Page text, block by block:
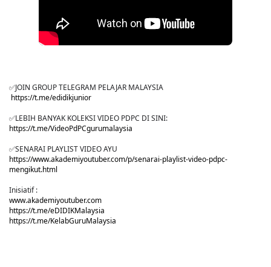
✅JOIN GROUP TELEGRAM PELAJAR MALAYSIA
https://t.me/edidikjunior
✅LEBIH BANYAK KOLEKSI VIDEO PDPC DI SINI:
https://t.me/VideoPdPCgurumalaysia
✅SENARAI PLAYLIST VIDEO AYU
https://www.akademiyoutuber.com/p/senarai-playlist-video-pdpc-
mengikut.html
Inisiatif :
www.akademiyoutuber.com
https://t.me/eDIDIKMalaysia
https://t.me/KelabGuruMalaysia